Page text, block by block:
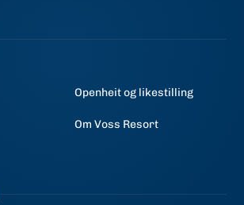
Openheit og likestilling
Om Voss Resort